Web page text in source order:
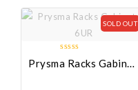
SOLD OUT
Prysma Racks Gabinete 6UR